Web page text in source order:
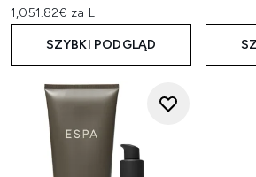
1,051.82€ za L
SZYBKI PODGLĄD